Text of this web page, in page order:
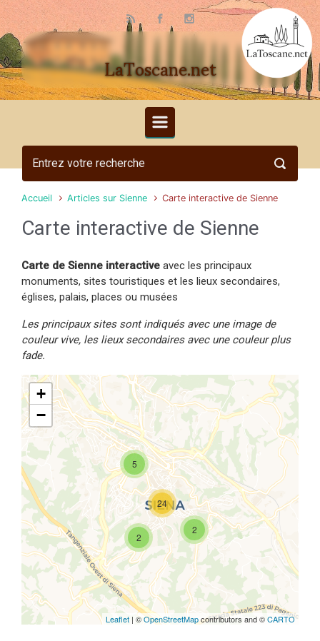
Skip to main content
LaToscane.net
Accueil Articles sur Sienne Carte interactive de Sienne
Carte interactive de Sienne
Carte de Sienne interactive avec les principaux
monuments, sites touristiques et les lieux secondaires,
églises, palais, places ou musées
Les principaux sites sont indiqués avec une image de
couleur vive, les lieux secondaires avec une couleur plus
fade.
Travelers' Map is loading...
If you see this after your page is
loaded completely, leafletJS files
are missing.
2
5
2
24
+
−
Leaflet | ©OpenStreetMapcontributors and ©CARTO